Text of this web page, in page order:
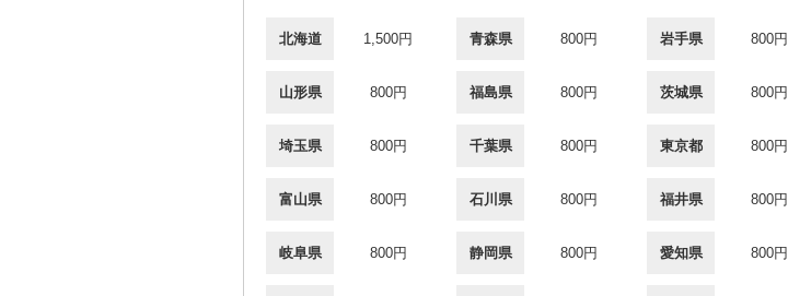
北海道 1,500円 青森県 800円 岩手県 800円
山形県 800円 福島県 800円 茨城県 800円
埼玉県 800円 千葉県 800円 東京都 800円
富山県 800円 石川県 800円 福井県 800円
岐阜県 800円 静岡県 800円 愛知県 800円